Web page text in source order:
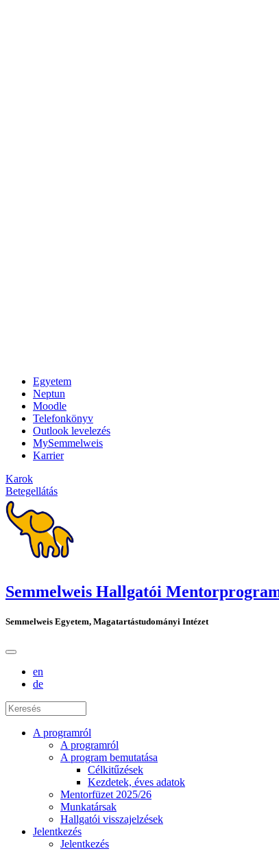
Egyetem
Neptun
Moodle
Telefonkönyv
Outlook levelezés
MySemmelweis
Karrier
Karok
Betegellátás
Semmelweis Hallgatói
Semmelweis Egyetem, Magatartástudományi Intézet
en
de
A programról
A programról
A program bemutatása
Célkitűzések
Kezdetek, éves adatok
Mentorfüzet 2025/26
Munkatársak
Hallgatói visszajelzések
Jelentkezés
Jelentkezés